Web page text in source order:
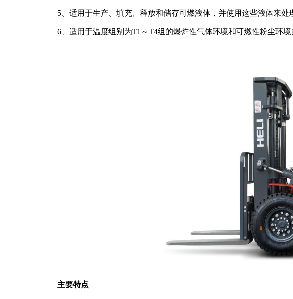
5、适用于生产、填充、释放和储存可燃液体，并使用这些液体来处
6、适用于温度组别为T1～T4组的爆炸性气体环境和可燃性粉尘环
主要特点